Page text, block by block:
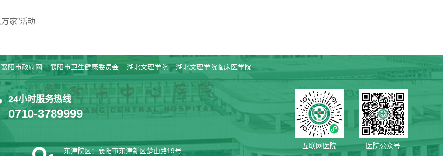
家”活动
襄阳市政府网 襄阳市卫生健康委员会 湖北文理学院 湖北文理学院临床医学院
24小时服务热线
0710-3789999
东津院区：襄阳市东津新区楚山路19号
互联网医院 医院公众号